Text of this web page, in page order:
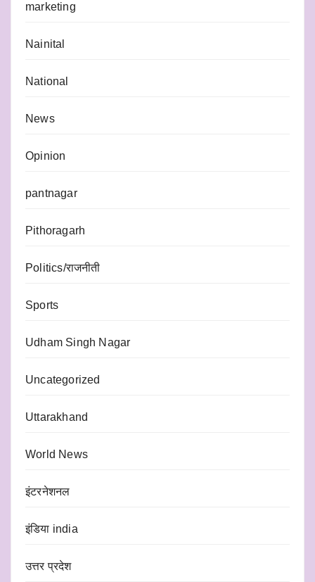
marketing
Nainital
National
News
Opinion
pantnagar
Pithoragarh
Politics/राजनीती
Sports
Udham Singh Nagar
Uncategorized
Uttarakhand
World News
इंटरनेशनल
इंडिया india
उत्तर प्रदेश